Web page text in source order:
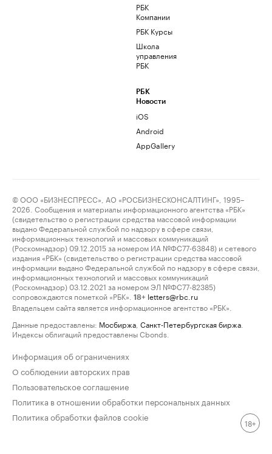
РБК
Компании
РБК Курсы
Школа
управления
РБК
РБК
Новости
iOS
Android
AppGallery
© ООО «БИЗНЕСПРЕСС», АО «РОСБИЗНЕСКОНСАЛТИНГ», 1995–
2026. Сообщения и материалы информационного агентства «РБК»
(свидетельство о регистрации средства массовой информации
выдано Федеральной службой по надзору в сфере связи,
информационных технологий и массовых коммуникаций
(Роскомнадзор) 09.12.2015 за номером ИА №ФС77-63848) и сетевого
издания «РБК» (свидетельство о регистрации средства массовой
информации выдано Федеральной службой по надзору в сфере связи,
информационных технологий и массовых коммуникаций
(Роскомнадзор) 03.12.2021 за номером ЭЛ №ФС77-82385)
сопровождаются пометкой «РБК».
18+ letters@rbc.ru
Владельцем сайта является информационное агентство «РБК».
Данные предоставлены: Мосбиржа Санкт-Петербургская биржа
Индексы облигаций предоставлены Cbonds.
Информация об ограничениях
О соблюдении авторских прав
Пользовательское соглашение
Политика в отношении обработки персональных данных
Политика обработки файлов cookie
18+